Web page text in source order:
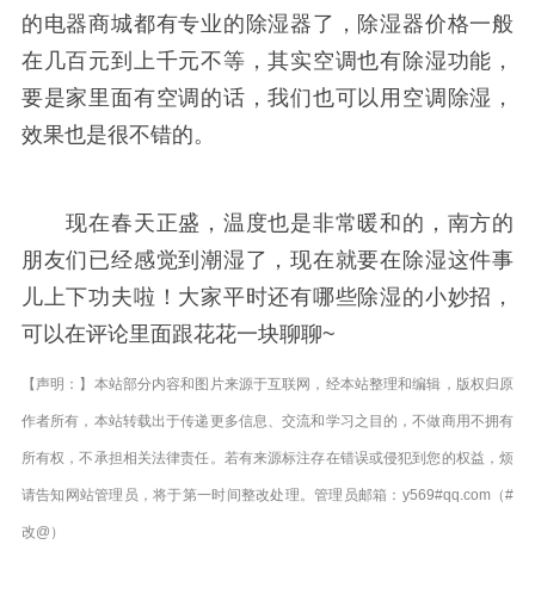
的电器商城都有专业的除湿器了，除湿器价格一般
在几百元到上千元不等，其实空调也有除湿功能，
要是家里面有空调的话，我们也可以用空调除湿，
效果也是很不错的。
现在春天正盛，温度也是非常暖和的，南方的
朋友们已经感觉到潮湿了，现在就要在除湿这件事
儿上下功夫啦！大家平时还有哪些除湿的小妙招，
可以在评论里面跟花花一块聊聊~
【声明：】本站部分内容和图片来源于互联网，经本站整理和编辑，版权归原
作者所有，本站转载出于传递更多信息、交流和学习之目的，不做商用不拥有
所有权，不承担相关法律责任。若有来源标注存在错误或侵犯到您的权益，烦
请告知网站管理员，将于第一时间整改处理。管理员邮箱：y569#qq.com（#
改@）